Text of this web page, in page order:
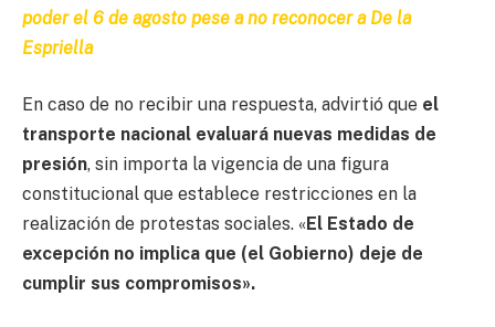
poder el 6 de agosto pese a no reconocer a De la
Espriella
En caso de no recibir una respuesta, advirtió que el
transporte nacional evaluará nuevas medidas de
presión, sin importa la vigencia de una figura
constitucional que establece restricciones en la
realización de protestas sociales. «El Estado de
excepción no implica que (el Gobierno) deje de
cumplir sus compromisos».